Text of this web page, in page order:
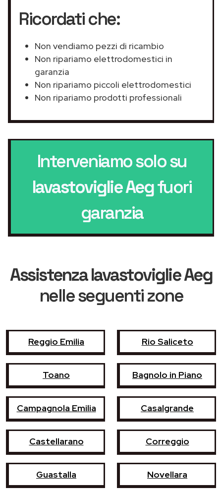
Ricordati che:
Non vendiamo pezzi di ricambio
Non ripariamo elettrodomestici in
garanzia
Non ripariamo piccoli elettrodomestici
Non ripariamo prodotti professionali
Interveniamo solo su
lavastoviglie Aegfuori
garanzia
Assistenza lavastoviglie Aeg
nelle seguenti zone
Reggio Emilia Rio Saliceto
Toano Bagnolo in Piano
Campagnola Emilia Casalgrande
Castellarano Correggio
Guastalla Novellara